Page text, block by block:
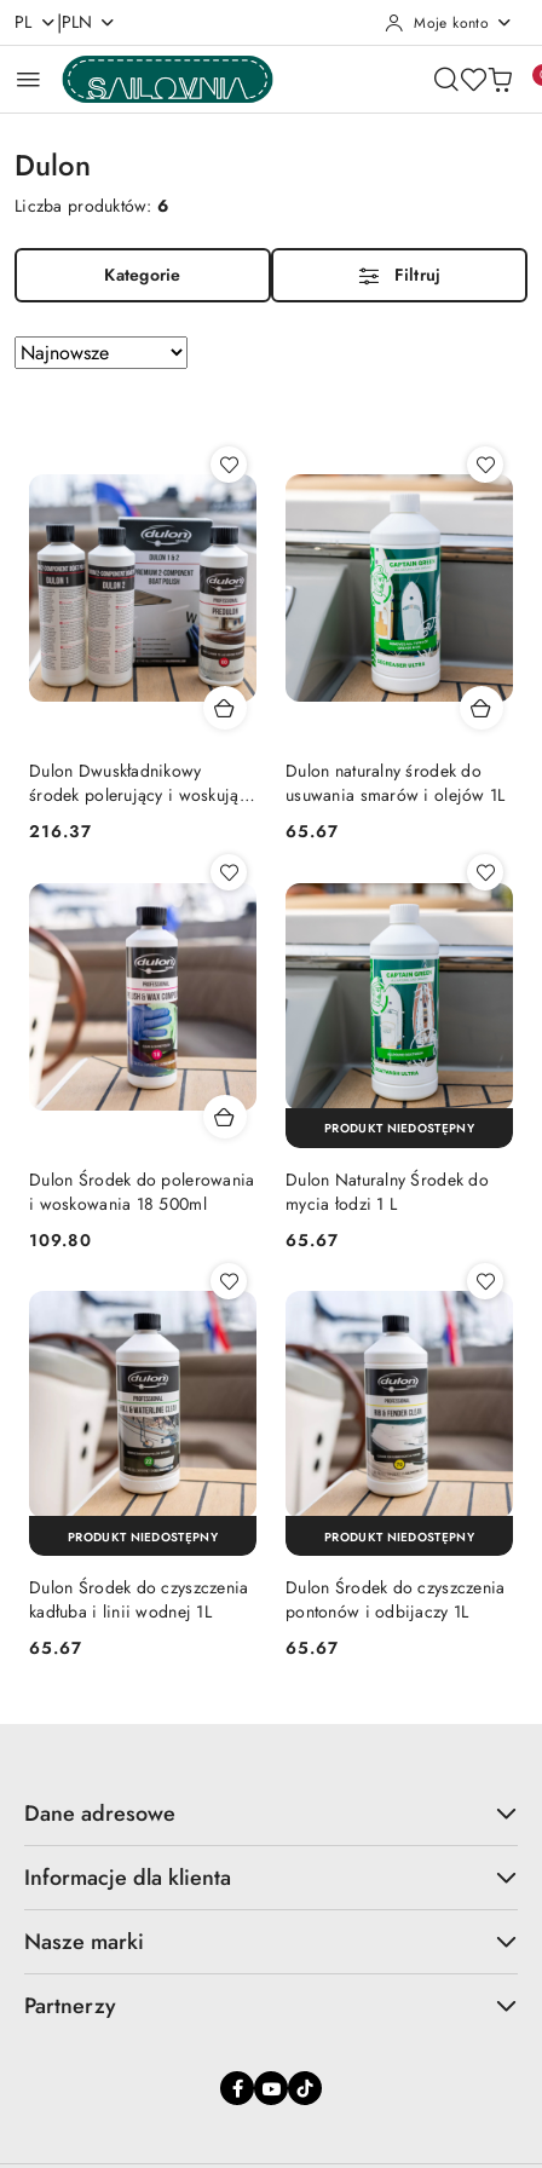
Przejdź do treści głównej
Przejdź do wyszukiwarki
Przejdź do moje konto
Przejdź do menu głównego
Przejdź do stopki
PL |PLN Moje konto
Dulon
Liczba produktów:6
Kategorie Filtruj
Zastosowano
sortowanie:
Sortuj
według
Dulon Dwuskładnikowy
środek polerujący i woskujący
2x500 ml
Cena:
216.37
Dulon naturalny środek do
usuwania smarów i olejów 1L
Cena:
65.67
Dulon Środek do polerowania
i woskowania 18 500ml
Cena:
109.80
Dulon Naturalny Środek do
mycia łodzi 1 L
Cena:
65.67
PRODUKT NIEDOSTĘPNY
Dulon Środek do czyszczenia
kadłuba i linii wodnej 1L
Cena:
65.67
PRODUKT NIEDOSTĘPNY
Dulon Środek do czyszczenia
pontonów i odbijaczy 1L
Cena:
65.67
PRODUKT NIEDOSTĘPNY
Dane adresowe
Informacje dla klienta
Nasze marki
Partnerzy